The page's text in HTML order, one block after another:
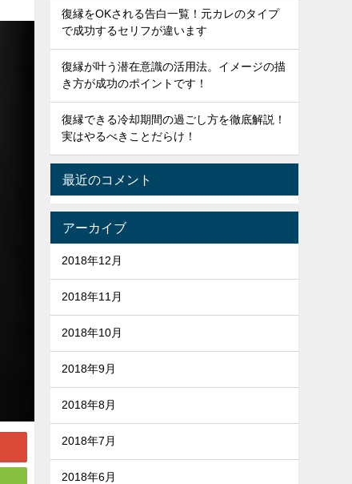
復縁をOKされる告白一覧！元カレのタイプ
で成功するセリフが違います
復縁が叶う潜在意識の活用法。イメージの描
き方が成功のポイントです！
復縁できる冷却期間の過ごし方を徹底解説！
実はやるべきことだらけ！
最近のコメント
アーカイブ
2018年12月
2018年11月
2018年10月
2018年9月
2018年8月
2018年7月
2018年6月